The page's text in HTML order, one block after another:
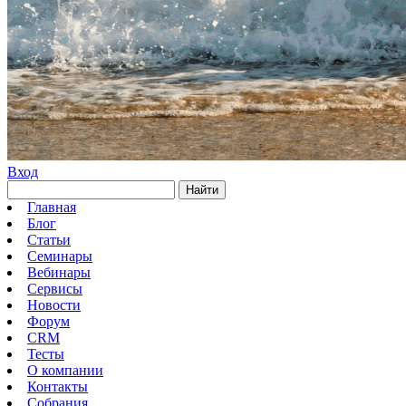
Вход
Найти
Главная
Блог
Статьи
Семинары
Вебинары
Сервисы
Новости
Форум
CRM
Тесты
О компании
Контакты
Собрания